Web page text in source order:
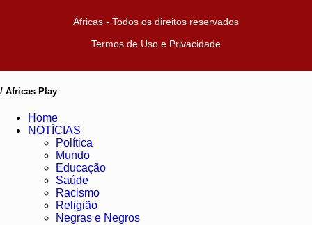
Áfricas - Todos os direitos reservados
Termos de Uso e Privacidade
/ Africas Play
Home
NOTÍCIAS
Política
Mundo
Educação
Saúde
Racismo
Religião
Negras e Negros